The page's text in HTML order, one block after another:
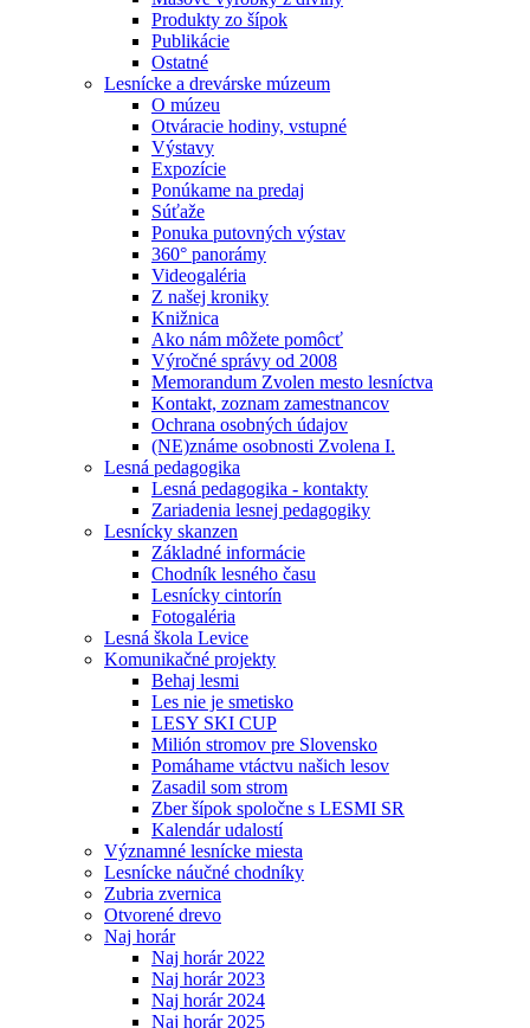
Produkty zo šípok
Publikácie
Ostatné
Lesnícke a drevárske múzeum
O múzeu
Otváracie hodiny, vstupné
Výstavy
Expozície
Ponúkame na predaj
Súťaže
Ponuka putovných výstav
360° panorámy
Videogaléria
Z našej kroniky
Knižnica
Ako nám môžete pomôcť
Výročné správy od 2008
Memorandum Zvolen mesto lesníctva
Kontakt, zoznam zamestnancov
Ochrana osobných údajov
(NE)známe osobnosti Zvolena I.
Lesná pedagogika
Lesná pedagogika - kontakty
Zariadenia lesnej pedagogiky
Lesnícky skanzen
Základné informácie
Chodník lesného času
Lesnícky cintorín
Fotogaléria
Lesná škola Levice
Komunikačné projekty
Behaj lesmi
Les nie je smetisko
LESY SKI CUP
Milión stromov pre Slovensko
Pomáhame vtáctvu našich lesov
Zasadil som strom
Zber šípok spoločne s LESMI SR
Kalendár udalostí
Významné lesnícke miesta
Lesnícke náučné chodníky
Zubria zvernica
Otvorené drevo
Naj horár
Naj horár 2022
Naj horár 2023
Naj horár 2024
Naj horár 2025